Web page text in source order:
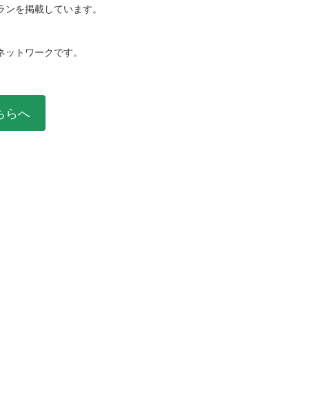
を掲載しています。
トワークです。
らへ